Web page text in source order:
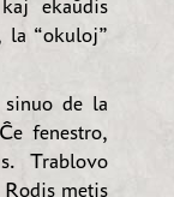
ekaŭdis
la “okuloj”
de la
fenestro,
Trablovo
metis